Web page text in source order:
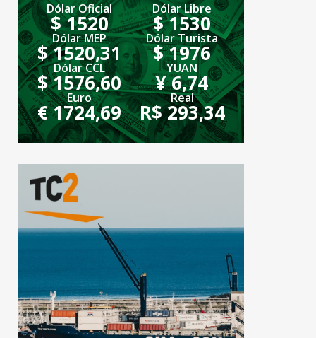
Dólar Oficial
$ 1520
Dólar Libre
$ 1530
Dólar MEP
$ 1520,31
Dólar Turista
$ 1976
Dólar CCL
$ 1576,60
YUAN
¥ 6,74
Euro
€ 1724,69
Real
R$ 293,34